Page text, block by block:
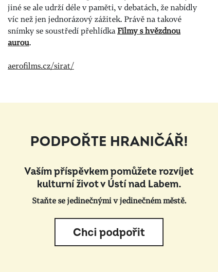
jiné se ale udrží déle v paměti, v debatách, že nabídly
víc než jen jednorázový zážitek. Právě na takové
snímky se soustředí přehlídkaFilmy s hvězdnou
aurou.
aerofilms.cz/sirat/
PODPOŘTE HRANIČÁŘ!
Vaším příspěvkem pomůžete rozvíjet
kulturní život v Ústí nad Labem.
Staňte se jedinečnými v jedinečném městě.
Chci podpořit